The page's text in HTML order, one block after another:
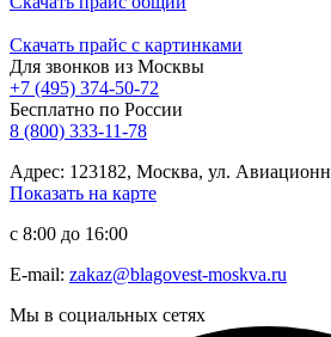
Скачать прайс с картинками
Для звонков из Москвы
+7 (495) 374-50-72
Бесплатно по России
8 (800) 333-11-78
Адрес: 123182, Москва, ул.
Показать на карте
с 8:00 до 16:00
E-mail: zakaz@blagovest-moskva.ru
Мы в социальных сетях